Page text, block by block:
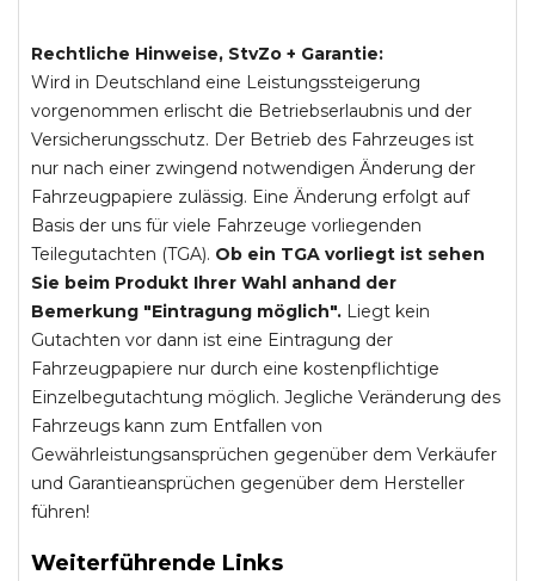
Rechtliche Hinweise, StvZo + Garantie:
Wird in Deutschland eine Leistungssteigerung
vorgenommen erlischt die Betriebserlaubnis und der
Versicherungsschutz. Der Betrieb des Fahrzeuges ist
nur nach einer zwingend notwendigen Änderung der
Fahrzeugpapiere zulässig. Eine Änderung erfolgt auf
Basis der uns für viele Fahrzeuge vorliegenden
Teilegutachten (TGA). Ob ein TGA vorliegt ist sehen
Sie beim Produkt Ihrer Wahl anhand der
Bemerkung "Eintragung möglich". Liegt kein
Gutachten vor dann ist eine Eintragung der
Fahrzeugpapiere nur durch eine kostenpflichtige
Einzelbegutachtung möglich. Jegliche Veränderung des
Fahrzeugs kann zum Entfallen von
Gewährleistungsansprüchen gegenüber dem Verkäufer
und Garantieansprüchen gegenüber dem Hersteller
führen!
Weiterführende Links